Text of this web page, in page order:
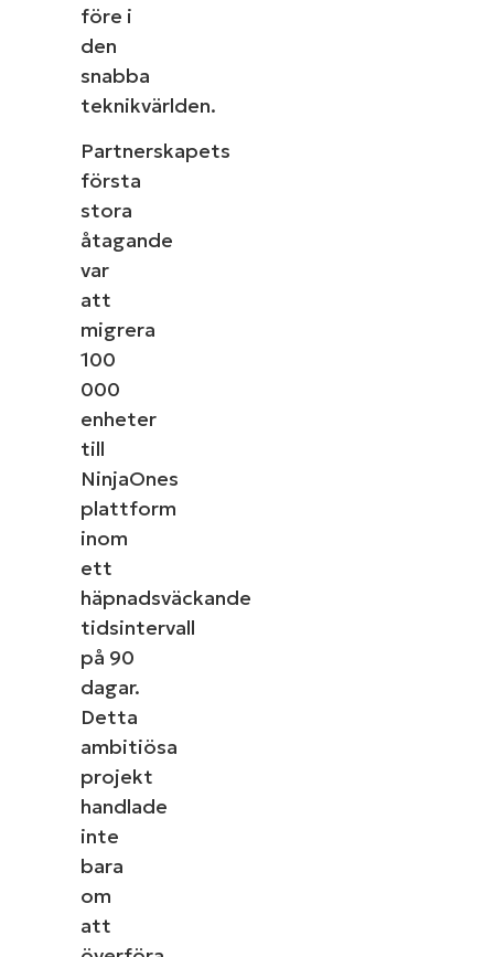
före i
den
snabba
teknikvärlden.
Partnerskapets
första
stora
åtagande
var
att
migrera
100
000
enheter
till
NinjaOnes
plattform
inom
ett
häpnadsväckande
tidsintervall
på 90
dagar.
Detta
ambitiösa
projekt
handlade
inte
bara
om
att
Starta en gratis provperiod med den
ledande plattformen för IT
Management enligt G2​
Det behövs inget kreditkort, full åtkomst till alla
name*
Business
number*
Country